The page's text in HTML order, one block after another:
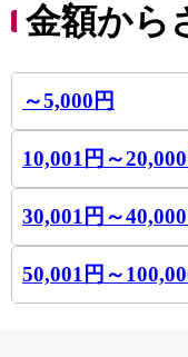
金額から
～5,000円
10,001円～
30,001円～
50,001円～